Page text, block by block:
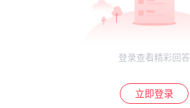
登录查看精彩回答
立即登录